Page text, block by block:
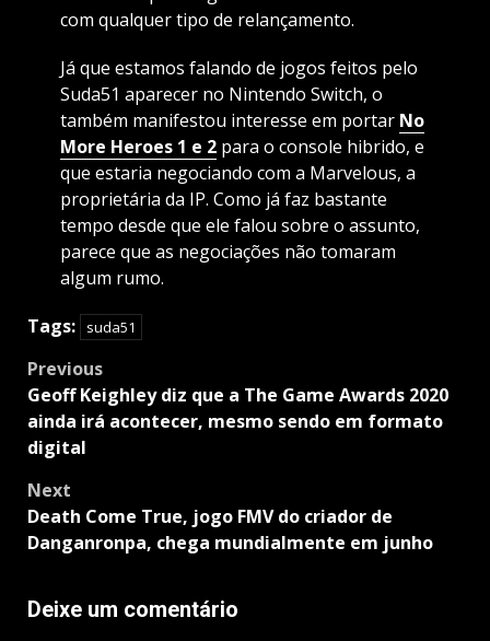
com qualquer tipo de relançamento.
Já que estamos falando de jogos feitos pelo
Suda51 aparecer no Nintendo Switch, o
também manifestou interesse em portar No
More Heroes 1 e 2para o console hibrido, e
que estaria negociando com a Marvelous, a
proprietária da IP. Como já faz bastante
tempo desde que ele falou sobre o assunto,
parece que as negociações não tomaram
algum rumo.
Tags:
suda51
Post
navigation
Previous
Geoff Keighley diz que a The Game Awards 2020
ainda irá acontecer, mesmo sendo em formato
digital
Next
Death Come True, jogo FMV do criador de
Danganronpa, chega mundialmente em junho
Deixe um comentário